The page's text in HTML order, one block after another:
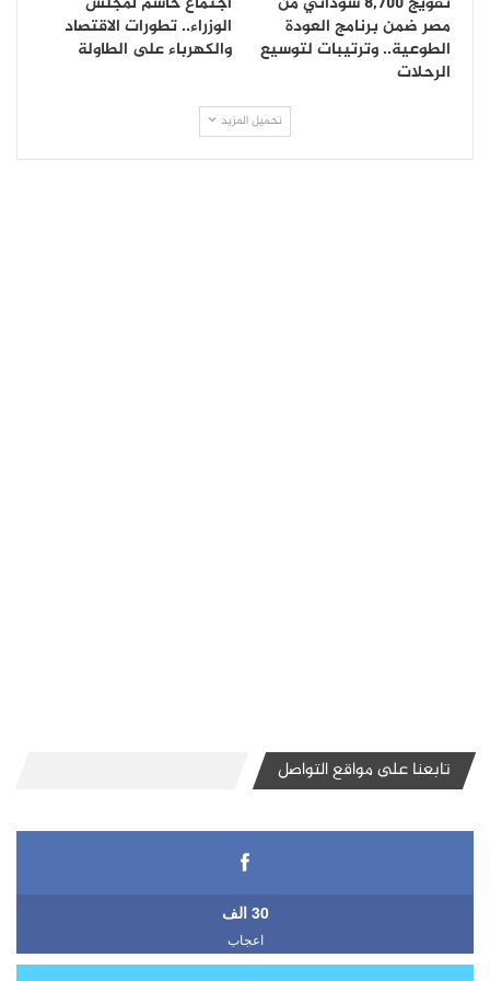
مصر ضمن برنامج العودة
الطوعية.. وترتيبات لتوسيع
الرحلات
الوزراء.. تطورات الاقتصاد
والكهرباء على الطاولة
تحميل المزيد
تابعنا على مواقع التواصل
30 الف
اعجاب